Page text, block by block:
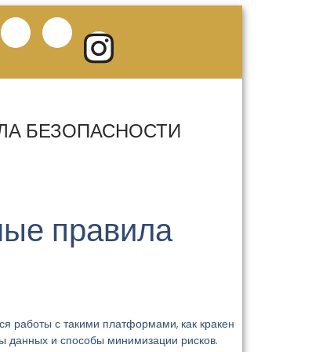
БЕЗОПАСНОСТИ
правила
работы с такими платформами, как кракен
данных и способы минимизации рисков.